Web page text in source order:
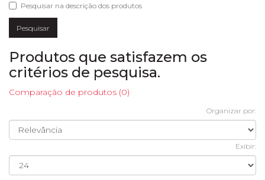
Pesquisar na descrição dos produtos
Produtos que satisfazem os
critérios de pesquisa.
Comparação de produtos (0)
Organizar por:
Exibir: